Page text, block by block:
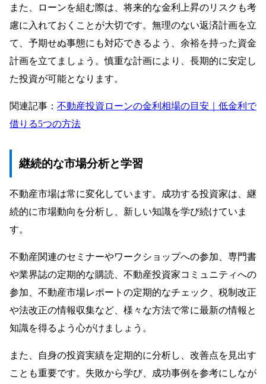
また、ローンを組む際は、将来的な金利上昇のリスクも考
慮に入れておくことが大切です。無理のない返済計画を立
て、予期せぬ事態にも対応できるよう、余裕を持った資金
計画を立てましょう。慎重な計画により、長期的に安定し
た投資が可能となります。
関連記事： 不動産投資ローンの金利相場の目安｜低金利で
借りる5つの方法
継続的な市場分析と学習
不動産市場は常に変化しています。成功する投資家は、継
続的に市場動向を分析し、新しい知識を学び続けていま
す。
不動産関連のセミナーやワークショップへの参加、専門書
や業界誌の定期的な購読、不動産投資家コミュニティへの
参加、不動産市場レポートの定期的なチェック、税制改正
や法改正の情報収集など、様々な方法で常に最新の情報と
知識を得るよう心がけましょう。
また、自身の投資実績を定期的に分析し、改善点を見出す
ことも重要です。失敗から学び、成功事例を参考にしなが